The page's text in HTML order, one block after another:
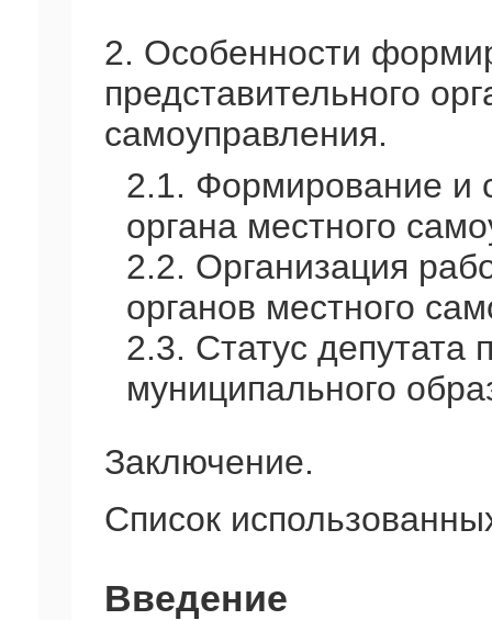
2. Особенности
представительного
самоуправления.
2.1. Формирование и
органа местного
2.2. Организация
органов местного
2.3. Статус депутата
муниципального
Заключение.
Список
Введение